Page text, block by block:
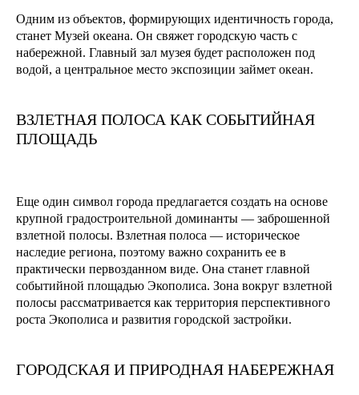
Одним из объектов, формирующих идентичность города,
станет Музей океана. Он свяжет городскую часть с
набережной. Главный зал музея будет расположен под
водой, а центральное место экспозиции займет океан.
ВЗЛЕТНАЯ ПОЛОСА КАК СОБЫТИЙНАЯ
ПЛОЩАДЬ
Еще один символ города предлагается создать на основе
крупной градостроительной доминанты — заброшенной
взлетной полосы. Взлетная полоса — историческое
наследие региона, поэтому важно сохранить ее в
практически первозданном виде. Она станет главной
событийной площадью Экополиса. Зона вокруг взлетной
полосы рассматривается как территория перспективного
роста Экополиса и развития городской застройки.
ГОРОДСКАЯ И ПРИРОДНАЯ НАБЕРЕЖНАЯ